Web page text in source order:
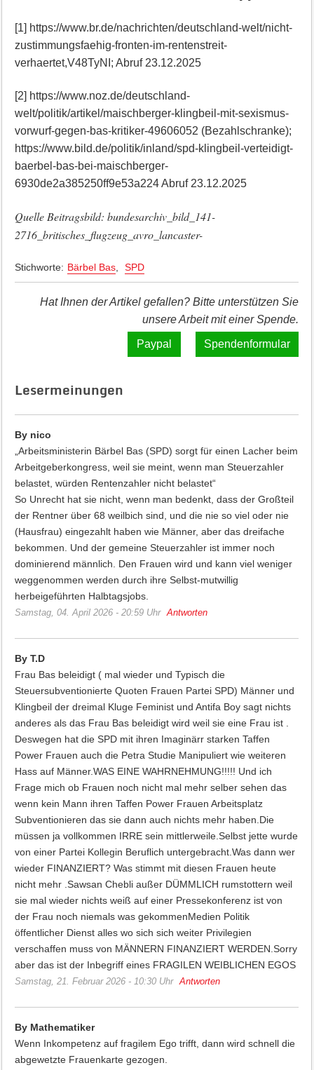
[1] https://www.br.de/nachrichten/deutschland-welt/nicht-
zustimmungsfaehig-fronten-im-rentenstreit-
verhaertet,V48TyNI; Abruf 23.12.2025
[2] https://www.noz.de/deutschland-
welt/politik/artikel/maischberger-klingbeil-mit-sexismus-
vorwurf-gegen-bas-kritiker-49606052 (Bezahlschranke);
https://www.bild.de/politik/inland/spd-klingbeil-verteidigt-
baerbel-bas-bei-maischberger-
6930de2a385250ff9e53a224 Abruf 23.12.2025
Quelle Beitragsbild: bundesarchiv_bild_141-
2716_britisches_flugzeug_avro_lancaster-
Stichworte: Bärbel Bas, SPD
Hat Ihnen der Artikel gefallen? Bitte unterstützen Sie
unsere Arbeit mit einer Spende.
Spendenformular
Lesermeinungen
By nico
„Arbeitsministerin Bärbel Bas (SPD) sorgt für einen Lacher beim
Arbeitgeberkongress, weil sie meint, wenn man Steuerzahler
belastet, würden Rentenzahler nicht belastet“
So Unrecht hat sie nicht, wenn man bedenkt, dass der Großteil
der Rentner über 68 weilbich sind, und die nie so viel oder nie
(Hausfrau) eingezahlt haben wie Männer, aber das dreifache
bekommen. Und der gemeine Steuerzahler ist immer noch
dominierend männlich. Den Frauen wird und kann viel weniger
weggenommen werden durch ihre Selbst-mutwillig
herbeigeführten Halbtagsjobs.
Samstag, 04. April 2026 - 20:59 Uhr Antworten
By T.D
Frau Bas beleidigt ( mal wieder und Typisch die
Steuersubventionierte Quoten Frauen Partei SPD) Männer und
Klingbeil der dreimal Kluge Feminist und Antifa Boy sagt nichts
anderes als das Frau Bas beleidigt wird weil sie eine Frau ist .
Deswegen hat die SPD mit ihren Imaginärr starken Taffen
Power Frauen auch die Petra Studie Manipuliert wie weiteren
Hass auf Männer.WAS EINE WAHRNEHMUNG!!!!! Und ich
Frage mich ob Frauen noch nicht mal mehr selber sehen das
wenn kein Mann ihren Taffen Power Frauen Arbeitsplatz
Subventionieren das sie dann auch nichts mehr haben.Die
müssen ja vollkommen IRRE sein mittlerweile.Selbst jette wurde
von einer Partei Kollegin Beruflich untergebracht.Was dann wer
wieder FINANZIERT? Was stimmt mit diesen Frauen heute
nicht mehr .Sawsan Chebli außer DÜMMLICH rumstottern weil
sie mal wieder nichts weiß auf einer Pressekonferenz ist von
der Frau noch niemals was gekommenMedien Politik
öffentlicher Dienst alles wo sich sich weiter Privilegien
verschaffen muss von MÄNNERN FINANZIERT WERDEN.Sorry
aber das ist der Inbegriff eines FRAGILEN WEIBLICHEN EGOS
Samstag, 21. Februar 2026 - 10:30 Uhr Antworten
By Mathematiker
Wenn Inkompetenz auf fragilem Ego trifft, dann wird schnell die
abgewetzte Frauenkarte gezogen.